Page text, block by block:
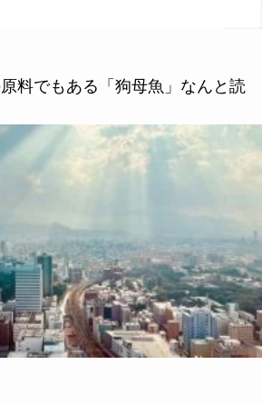
料でもある「狗母魚」なんと読